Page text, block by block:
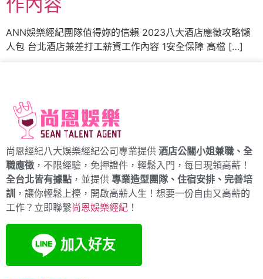
ANN娛樂經紀團隊值得妳的信賴 2023八大酒店應徵攻略懶
人包 台北酒店兼差打工薪資工作內容 1安全保障 高檔 […]
尚恩經紀八大娛樂經紀公司專業提供 酒店公關小姐兼職、全
職應徵 ，不限經驗，免押證件，輕鬆入門，每日現領高薪！
全台北皆有據點 ，並提供 專業造型團隊、住宿安排、完善培
訓
，讓你輕鬆上檯，開啟高薪人生！想要一份自由又高薪的
工作？立即聯繫尚恩娛樂經紀 ！